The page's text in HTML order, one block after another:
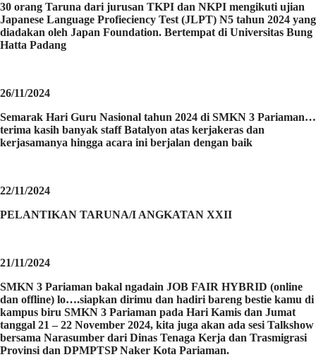
30 orang Taruna dari jurusan TKPI dan NKPI mengikuti ujian
Japanese Language Profieciency Test (JLPT) N5 tahun 2024 yang
diadakan oleh Japan Foundation. Bertempat di Universitas Bung
Hatta Padang
26/11/2024
Semarak Hari Guru Nasional tahun 2024 di SMKN 3 Pariaman…
terima kasih banyak staff Batalyon atas kerjakeras dan
kerjasamanya hingga acara ini berjalan dengan baik
22/11/2024
PELANTIKAN TARUNA/I ANGKATAN XXII
21/11/2024
SMKN 3 Pariaman bakal ngadain JOB FAIR HYBRID (online
dan offline) lo….siapkan dirimu dan hadiri bareng bestie kamu di
kampus biru SMKN 3 Pariaman pada Hari Kamis dan Jumat
tanggal 21 – 22 November 2024, kita juga akan ada sesi Talkshow
bersama Narasumber dari Dinas Tenaga Kerja dan Trasmigrasi
Provinsi dan DPMPTSP Naker Kota Pariaman.